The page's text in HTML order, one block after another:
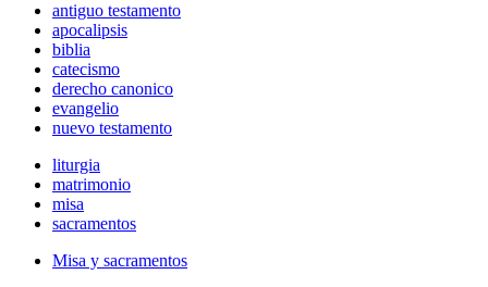
antiguo testamento
apocalipsis
biblia
catecismo
derecho canonico
evangelio
nuevo testamento
liturgia
matrimonio
misa
sacramentos
Misa y sacramentos